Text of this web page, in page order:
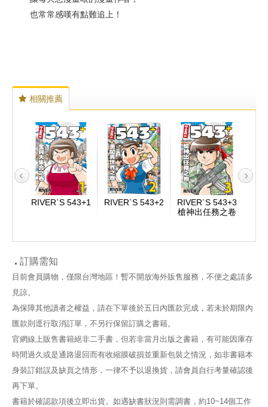
也常常感嘆有點難追上！
相關推薦
RIVER`S 543+1 RIVER`S 543+2
RIVER`S 543+3
槍神出任務之卷
訂購需知
目前會員購物，僅限台灣地區！暫不開放海外販售服務，不便之處請多
見諒。
為保障其他讀者之權益，請在下單後於五日內匯款完成，若未於期限內
匯款則逕行取消訂單，不另行保留訂購之書籍。
官網線上販售書籍絕非二手書，但若非當月出版之書籍，有可能因庫存
時間過久或是通路退回而有收縮膜破損並重新包裝之情況，如非書籍本
身裝訂錯誤及缺頁之情形，一律不予以退換貨，請會員自行考量確認後
再下單。
書籍於確認款項後立即出貨。如遇缺書狀況則需調書，約10~14個工作